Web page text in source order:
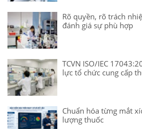
Rõ quyền, rõ trách
đánh giá sự phù hợp
TCVN ISO/IEC
lực tổ chức cung cấp
Chuẩn hóa từng mắt
lượng thuốc